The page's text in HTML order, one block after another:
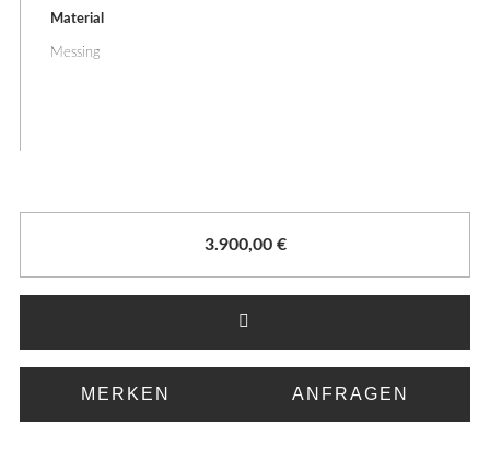
Material
Messing
3.900,00 €
MERKEN ANFRAGEN